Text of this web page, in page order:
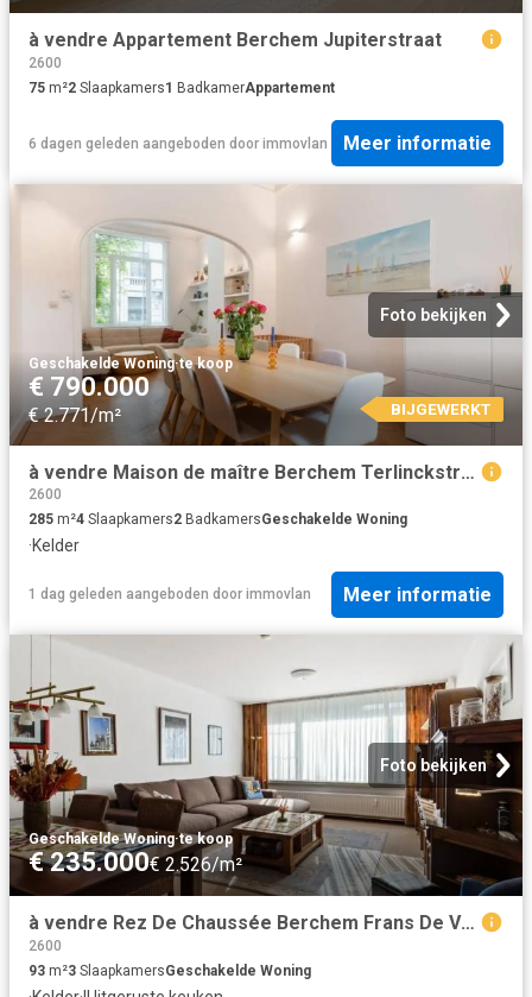
à vendre Appartement Berchem Jupiterstraat
2600
75 m²2 Slaapkamers1 BadkamerAppartement
6 dagen geleden aangeboden door immovlan Meer informatie
Foto bekijken
Geschakelde Woning·te koop
€ 790.000
€ 2.771/m² BIJGEWERKT
à vendre Maison de maître Berchem Terlinckstraat
2600
285 m²4 Slaapkamers2 BadkamersGeschakelde Woning
·Kelder
1 dag geleden aangeboden door immovlan Meer informatie
Foto bekijken
Geschakelde Woning·te koop
€ 235.000€ 2.526/m²
à vendre Rez De Chaussée Berchem Frans De Vriendtstraat
2600
93 m²3 SlaapkamersGeschakelde Woning